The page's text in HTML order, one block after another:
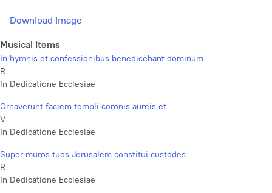
Download Image
Musical Items
In hymnis et confessionibus benedicebant dominum
R
In Dedicatione Ecclesiae
Ornaverunt faciem templi coronis aureis et
V
In Dedicatione Ecclesiae
Super muros tuos Jerusalem constitui custodes
R
In Dedicatione Ecclesiae